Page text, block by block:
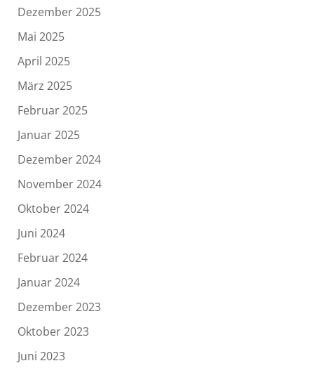
Dezember 2025
Mai 2025
April 2025
März 2025
Februar 2025
Januar 2025
Dezember 2024
November 2024
Oktober 2024
Juni 2024
Februar 2024
Januar 2024
Dezember 2023
Oktober 2023
Juni 2023